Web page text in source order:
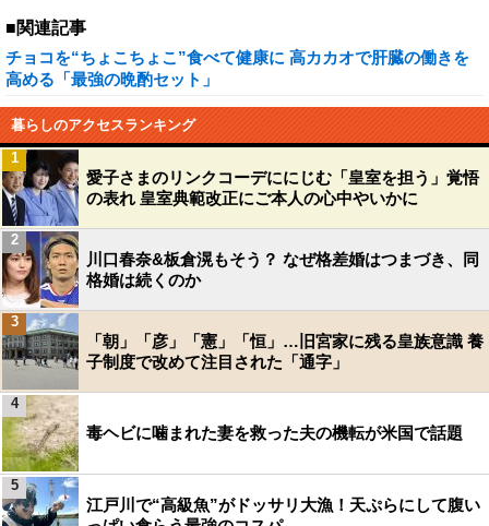
■関連記事
チョコを“ちょこちょこ”食べて健康に 高カカオで肝臓の働きを
高める「最強の晩酌セット」
暮らしのアクセスランキング
愛子さまのリンクコーデににじむ「皇室を担う」覚悟
の表れ 皇室典範改正にご本人の心中やいかに
1
川口春奈&板倉滉もそう？ なぜ格差婚はつまづき、同
格婚は続くのか
2
「朝」「彦」「憲」「恒」…旧宮家に残る皇族意識 養
子制度で改めて注目された「通字」
3
毒ヘビに噛まれた妻を救った夫の機転が米国で話題
4
江戸川で“高級魚”がドッサリ大漁！天ぷらにして腹い
5